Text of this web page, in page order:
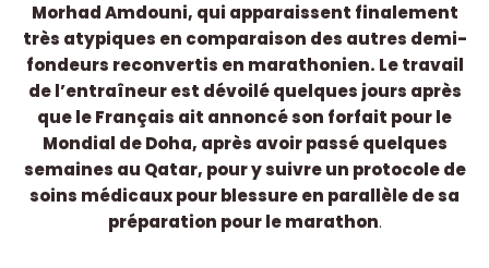
Morhad Amdouni, qui apparaissent finalement
très atypiques en comparaison des autres demi-
fondeurs reconvertis en marathonien. Le travail
de l’entraîneur est dévoilé quelques jours après
que le Français ait annoncé son forfait pour le
Mondial de Doha, après avoir passé quelques
semaines au Qatar, pour y suivre un protocole de
soins médicaux pour blessure en parallèle de sa
préparation pour le marathon.